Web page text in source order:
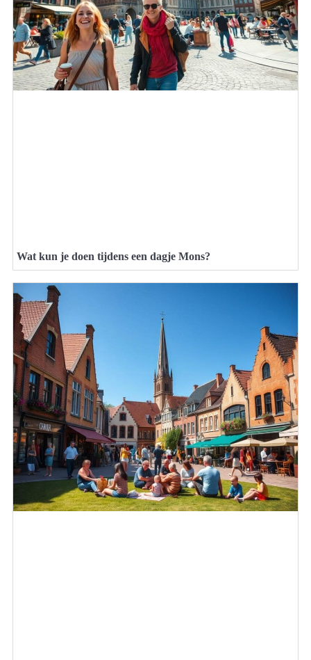
Wat kun je doen tijdens een dagje Mons?